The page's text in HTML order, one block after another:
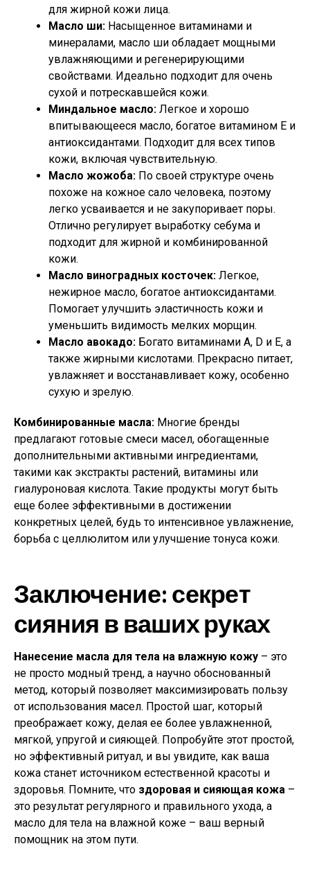
для жирной кожи лица.
Масло ши: Насыщенное витаминами и
минералами, масло ши обладает мощными
увлажняющими и регенерирующими
свойствами. Идеально подходит для очень
сухой и потрескавшейся кожи.
Миндальное масло: Легкое и хорошо
впитывающееся масло, богатое витамином Е и
антиоксидантами. Подходит для всех типов
кожи, включая чувствительную.
Масло жожоба: По своей структуре очень
похоже на кожное сало человека, поэтому
легко усваивается и не закупоривает поры.
Отлично регулирует выработку себума и
подходит для жирной и комбинированной
кожи.
Масло виноградных косточек: Легкое,
нежирное масло, богатое антиоксидантами.
Помогает улучшить эластичность кожи и
уменьшить видимость мелких морщин.
Масло авокадо: Богато витаминами A, D и E, а
также жирными кислотами. Прекрасно питает,
увлажняет и восстанавливает кожу, особенно
сухую и зрелую.
Комбинированные масла: Многие бренды
предлагают готовые смеси масел, обогащенные
дополнительными активными ингредиентами,
такими как экстракты растений, витамины или
гиалуроновая кислота. Такие продукты могут быть
еще более эффективными в достижении
конкретных целей, будь то интенсивное увлажнение,
борьба с целлюлитом или улучшение тонуса кожи.
Заключение: секрет
сияния в ваших руках
Нанесение масла для тела на влажную кожу – это
не просто модный тренд, а научно обоснованный
метод, который позволяет максимизировать пользу
от использования масел. Простой шаг, который
преображает кожу, делая ее более увлажненной,
мягкой, упругой и сияющей. Попробуйте этот простой,
но эффективный ритуал, и вы увидите, как ваша
кожа станет источником естественной красоты и
здоровья. Помните, что здоровая и сияющая кожа –
это результат регулярного и правильного ухода, а
масло для тела на влажной коже – ваш верный
помощник на этом пути.